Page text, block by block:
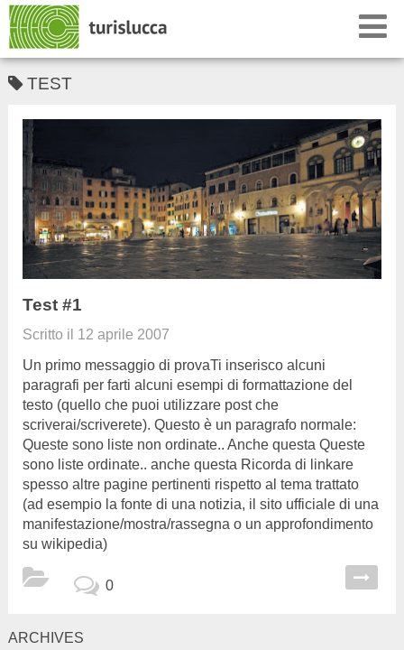
TEST
Test #1
Scritto il 12 aprile 2007
Un primo messaggio di provaTi inserisco alcuni
paragrafi per farti alcuni esempi di formattazione del
testo (quello che puoi utilizzare post che
scriverai/scriverete). Questo è un paragrafo normale:
Queste sono liste non ordinate.. Anche questa Queste
sono liste ordinate.. anche questa Ricorda di linkare
spesso altre pagine pertinenti rispetto al tema trattato
(ad esempio la fonte di una notizia, il sito ufficiale di una
manifestazione/mostra/rassegna o un approfondimento
su wikipedia)
0
ARCHIVES